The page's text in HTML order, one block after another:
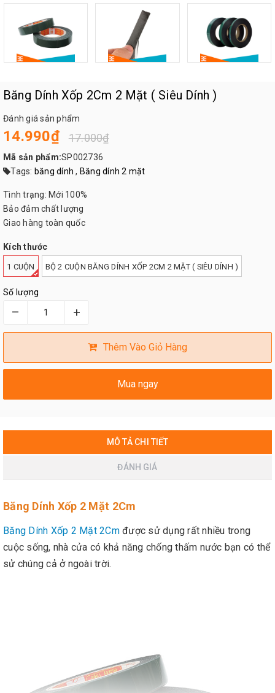
Băng Dính Xốp 2Cm 2 Mặt ( Siêu Dính )
Đánh giá sản phẩm
14.990₫ 17.000₫
Mã sản phẩm:SP002736
Tags: băng dính , Băng dính 2 mặt
Tình trạng: Mới 100%
Bảo đảm chất lượng
Giao hàng toàn quốc
Kích thước
1 CUỘN BỘ 2 CUỘN BĂNG DÍNH XỐP 2CM 2 MẶT ( SIÊU DÍNH )
Số lượng
– +
Thêm Vào Giỏ Hàng
Mua ngay
MÔ TẢ CHI TIẾT
ĐÁNH GIÁ
Băng Dính Xốp 2 Mặt 2Cm
Băng Dính Xốp 2 Mặt 2Cmđược sử dụng rất nhiều trong
cuộc sống, nhà cửa có khả năng chống thấm nước bạn có thể
sử chúng cả ở ngoài trời.